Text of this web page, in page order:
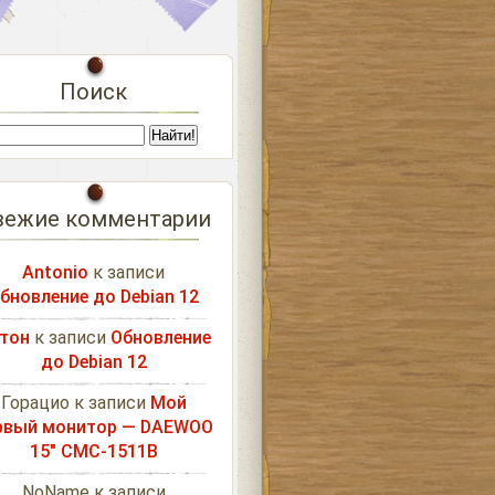
Поиск
комментарии
Antonio к записи
до Debian 12
к записи Обновление
до Debian 12
Горацио к записи Мой
монитор — DAEWOO
15″ CMC-1511B